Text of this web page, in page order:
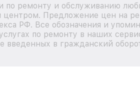
по ремонту и обслуживанию
центром. Предложение цен на
РФ. Все обозначения и
по ремонту в наших
введенных в гражданский